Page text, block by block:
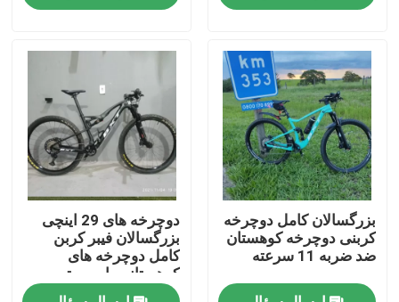
کنترل کیفیت
با ما تماس بگیرید
درخواست نقل قول
دوچرخه کوهستان کربن
دوچرخه جاده کربن
قاب دوچرخه کوهستان کربن
بزرگسالان کامل دوچرخه
کربنی دوچرخه کوهستان
ضد ضربه 11 سرعته
دوچرخه های 29 اینچی
بزرگسالان فیبر کربن
کامل دوچرخه های
کوهستانی با سیستم
تعلیق دوگانه